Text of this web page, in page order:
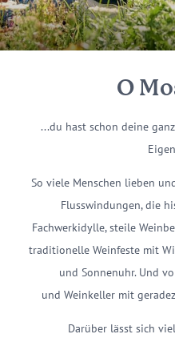
O
...du hast schon deine
So viele Menschen lieben
Flusswindungen, die
Fachwerkidylle, steile
traditionelle Weinfeste mit
und Sonnenuhr. Und
und Weinkeller mit
Darüber lässt sich